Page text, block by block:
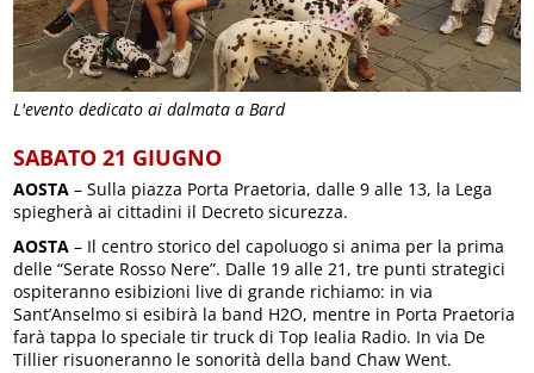
L'evento dedicato ai dalmata a Bard
SABATO 21 GIUGNO
AOSTA – Sulla piazza Porta Praetoria, dalle 9 alle 13, la Lega
spiegherà ai cittadini il Decreto sicurezza.
AOSTA – Il centro storico del capoluogo si anima per la prima
delle “Serate Rosso Nere”. Dalle 19 alle 21, tre punti strategici
ospiteranno esibizioni live di grande richiamo: in via
Sant’Anselmo si esibirà la band H2O, mentre in Porta Praetoria
farà tappa lo speciale tir truck di Top Iealia Radio. In via De
Tillier risuoneranno le sonorità della band Chaw Went.